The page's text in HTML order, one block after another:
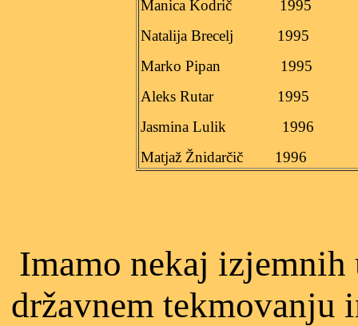
Manica Kodrič
1995
Natalija Brecelj
1995
Marko Pipan
1995
Aleks Rutar
1995
Jasmina Lulik
1996
Matjaž Žnidarčič
1996
Imamo nekaj izjemnih
državnem tekmovanju